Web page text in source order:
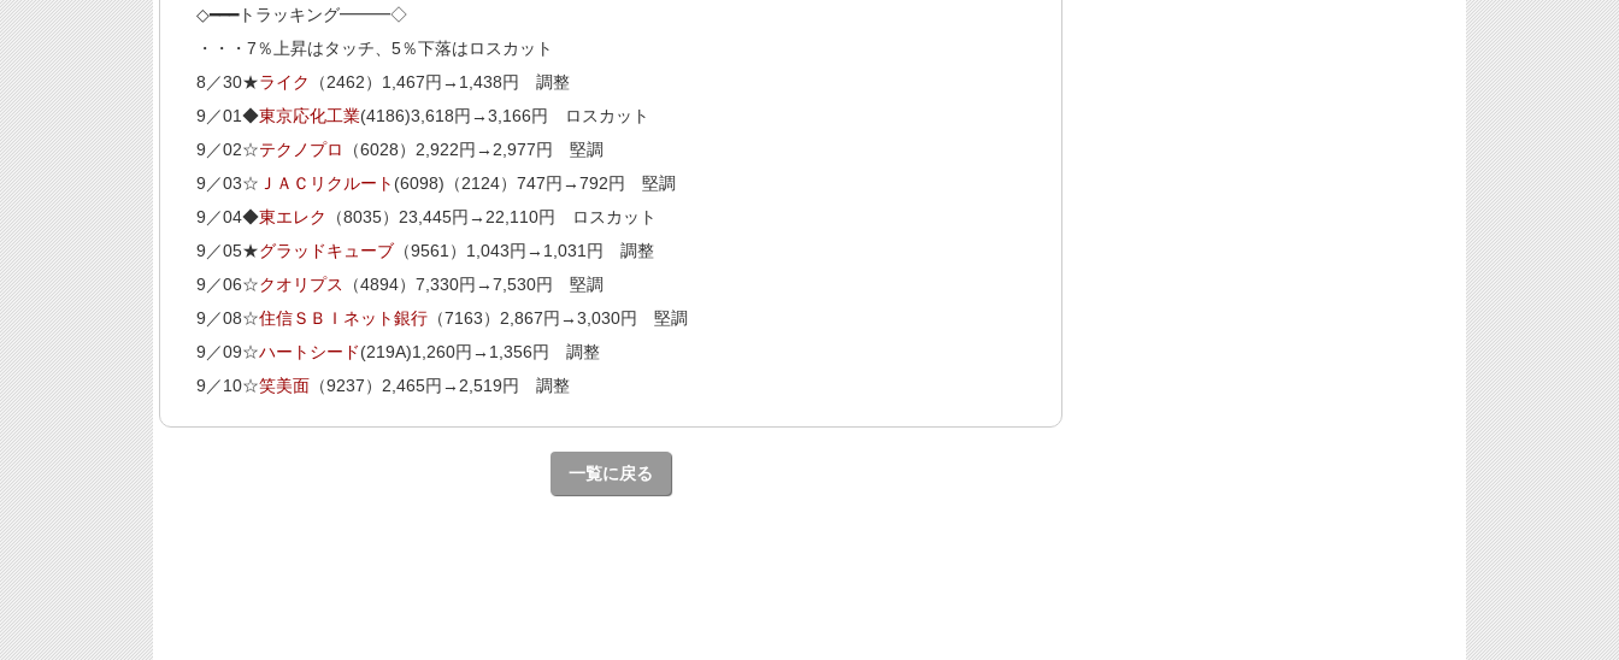
◇━━━トラッキング━━━◇
・・・7％上昇はタッチ、5％下落はロスカット
8／30★ライク
（2462）1,467円→1,438円 調整
9／01◆東京応化工業(4186)3,618円→3,166円 ロスカット
9／02☆テクノプロ
（6028）2,922円→2,977円 堅調
9／03☆ ＪＡＣリクルート (6098)（2124）747円→792円 堅調
9／04◆東エレク
（8035）23,445円→22,110円 ロスカット
9／05★グラッドキューブ（9561）1,043円→1,031円 調整
9／06☆クオリプス
（4894）7,330円→7,530円 堅調
9／08☆住信ＳＢＩネット銀行（7163）2,867円→3,030円 堅調
9／09☆ハートシード(219A)1,260円→1,356円 調整
9／10☆笑美面（9237）2,465円→2,519円 調整
一覧に戻る